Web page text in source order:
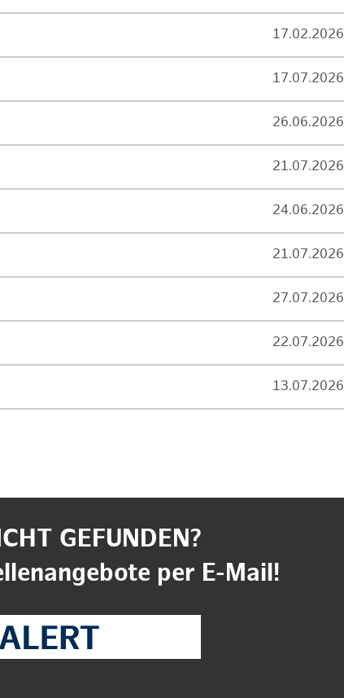
17.02.2026
17.07.2026
26.06.2026
21.07.2026
24.06.2026
21.07.2026
27.07.2026
22.07.2026
13.07.2026
GEFUNDEN?
per E-Mail!